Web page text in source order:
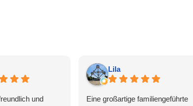
und
Lila
Eine großartige familiengeführte